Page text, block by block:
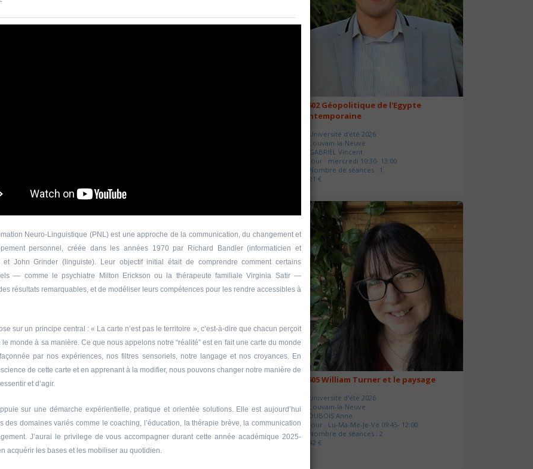
de 1871 à
13:00
20602 Géopolitique de l'Egypte
contemporaine
Université d'été 2026
Louvain-la-Neuve
GABRIEL Vincent
Jour : mercredi 10:30- 13:00
Nombre de séances : 1
21 €
sein des
Grand Egyptian
16:00
Louvain-la-Neuve
COLLIN Dominique
Jour : mardi 10:00- 16:00
Nombre de séances : 1
20605 William Turner et le paysage
Université d'été 2026
Louvain-la-Neuve
DUBOIS Anne
Jour : Lu-Ma-Me-Je-Ve 09:45- 12:00
Nombre de séances : 2
42 €
Neuro-Linguistique (PNL) est une approche de la communication, du changement et
personnel, créée dans les années 1970 par Richard Bandler (informaticien et
et John Grinder (linguiste). Leur objectif initial était de comprendre comment certains
— comme le psychiatre Milton Erickson ou la thérapeute familiale Virginia Satir —
résultats remarquables, et de modéliser leurs compétences pour les rendre accessibles à
sur un principe central : « La carte n’est pas le territoire », c’est-à-dire que chacun perçoit
le monde à sa manière. Ce que nous appelons notre “réalité” est en fait une carte du monde
par nos expériences, nos filtres sensoriels, notre langage et nos croyances. En
de cette carte et en apprenant à la modifier, nous pouvons changer notre manière de
et d’agir.
sur une démarche expérientielle, pratique et orientée solutions. Elle est aujourd’hui
des domaines variés comme le coaching, l’éducation, la thérapie brève, la communication
J’aurai le privilege de vous accompagner durant cette année académique 2025-
acquérir les bases et les mobiliser au quotidien.